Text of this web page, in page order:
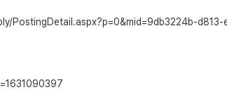
PostingDetail.aspx?p=0&mid=9db3224b-